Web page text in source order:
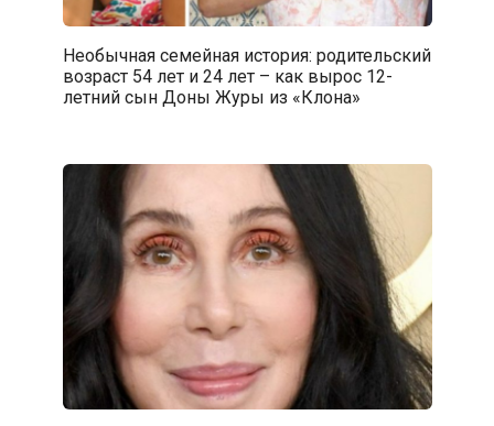
Необычная семейная история: родительский
возраст 54 лет и 24 лет – как вырос 12-
летний сын Доны Журы из «Клона»